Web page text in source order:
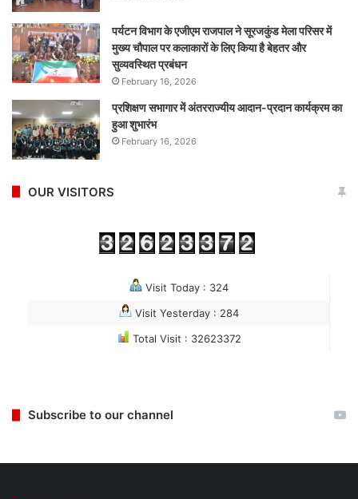
पर्यटन विभाग के एजीएम राजपाल ने सूरजकुंड मेला परिसर में
मुख्य चौपाल पर कलाकारों के लिए किया है बेहतर और
सुव्यवस्थित प्रबंधन
February 16, 2026
प्रशिक्षण सभागार में अंतरराज्यीय आदान-प्रदान कार्यक्रम का
हुआ शुभारंभ
February 16, 2026
OUR VISITORS
Visit Today : 324
Visit Yesterday : 284
Total Visit : 32623372
Subscribe to our channel